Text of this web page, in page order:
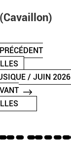
/ JUIN 2026